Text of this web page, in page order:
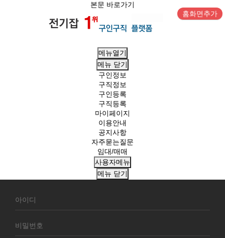
본문 바로가기
홈화면추가
메뉴열기
메뉴 닫기
구인정보
구직정보
구인등록
구직등록
마이페이지
이용안내
공지사항
자주묻는질문
임대/매매
사용자메뉴
메뉴 닫기
원
그